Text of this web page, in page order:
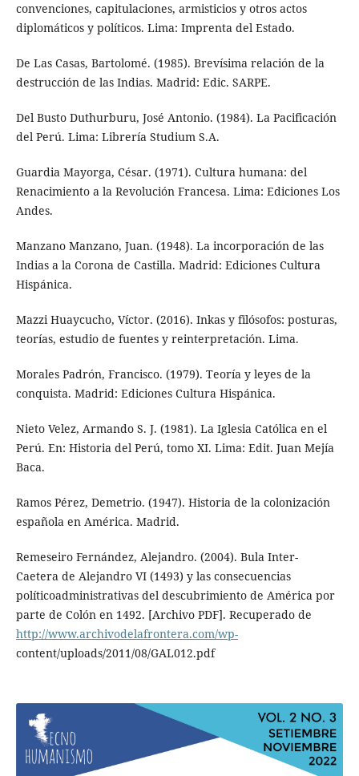
convenciones, capitulaciones, armisticios y otros actos
diplomáticos y políticos. Lima: Imprenta del Estado.
De Las Casas, Bartolomé. (1985). Brevísima relación de la
destrucción de las Indias. Madrid: Edic. SARPE.
Del Busto Duthurburu, José Antonio. (1984). La Pacificación
del Perú. Lima: Librería Studium S.A.
Guardia Mayorga, César. (1971). Cultura humana: del
Renacimiento a la Revolución Francesa. Lima: Ediciones Los
Andes.
Manzano Manzano, Juan. (1948). La incorporación de las
Indias a la Corona de Castilla. Madrid: Ediciones Cultura
Hispánica.
Mazzi Huaycucho, Víctor. (2016). Inkas y filósofos: posturas,
teorías, estudio de fuentes y reinterpretación. Lima.
Morales Padrón, Francisco. (1979). Teoría y leyes de la
conquista. Madrid: Ediciones Cultura Hispánica.
Nieto Velez, Armando S. J. (1981). La Iglesia Católica en el
Perú. En: Historia del Perú, tomo XI. Lima: Edit. Juan Mejía
Baca.
Ramos Pérez, Demetrio. (1947). Historia de la colonización
española en América. Madrid.
Remeseiro Fernández, Alejandro. (2004). Bula Inter-
Caetera de Alejandro VI (1493) y las consecuencias
políticoadministrativas del descubrimiento de América por
parte de Colón en 1492. [Archivo PDF]. Recuperado de
http://www.archivodelafrontera.com/wp-
content/uploads/2011/08/GAL012.pdf